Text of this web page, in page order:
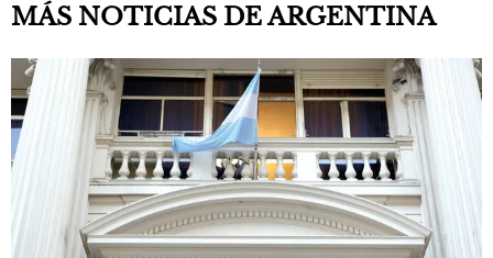
MÁS NOTICIAS DE ARGENTINA